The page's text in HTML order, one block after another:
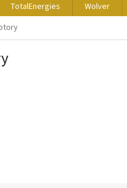
TotalEnergies Wolver